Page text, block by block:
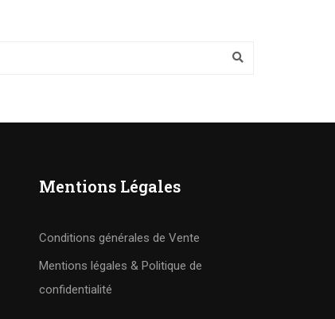
Mentions Légales
Conditions générales de Vente
Mentions légales & Politique de
confidentialité